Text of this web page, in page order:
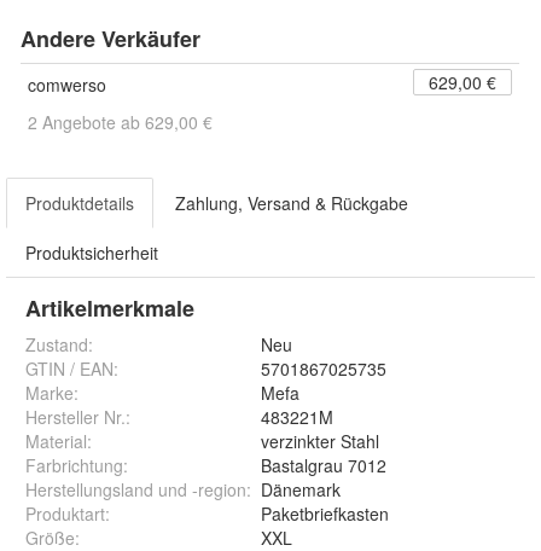
Andere Verkäufer
comwerso
629,00 €
2 Angebote ab 629,00 €
Produktdetails Zahlung, Versand & Rückgabe
Produktsicherheit
Artikelmerkmale
Zustand:
Neu
GTIN / EAN:
5701867025735
Marke:
Mefa
Hersteller Nr.:
483221M
Material:
verzinkter Stahl
Farbrichtung:
Bastalgrau 7012
Herstellungsland und -region: Dänemark
Produktart:
Paketbriefkasten
Größe: XXL